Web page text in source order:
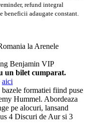
refund integral
beneficii adaugate constant.
la Arenele
Benjamin VIP
un bilet cumparat.
aici
formatiei fiind puse
Hummel. Abordeaza
pe alocuri, lansand
4 Discuri de Aur si 3